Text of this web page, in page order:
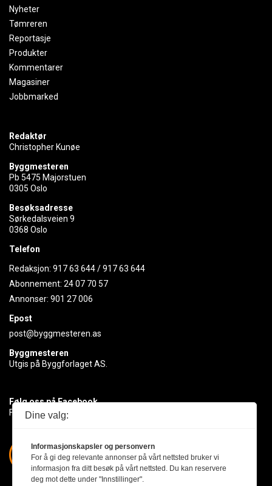
Nyheter
Tømreren
Reportasje
Produkter
Kommentarer
Magasiner
Jobbmarked
Redaktør
Christopher Kunøe
Byggmesteren
Pb 5475 Majorstuen
0305 Oslo
Besøksadresse
Sørkedalsveien 9
0368 Oslo
Telefon
Redaksjon: 917 63 644/917 63 644
Abonnement: 24 07 70 57
Annonser: 901 27 006
Epost
post@byggmesteren.as
Byggmesteren
Utgis på Byggforlaget AS.
Følg oss på Facebook
Få med deg det siste innen byggebransjen
Dine valg:
Informasjonskapsler og personvern
For å gi deg relevante annonser på vårt nettsted bruker vi
informasjon fra ditt besøk på vårt nettsted. Du kan reservere
deg mot dette under "Innstillinger".